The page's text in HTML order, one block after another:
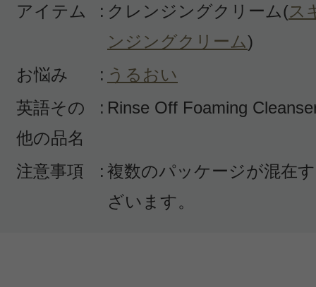
この洗顔クリームは本当に良く落ち
刺激もなく、しっとり感もあり、肌
綺麗になっているのが実感できます
だけでなく他の化粧品会社のでも大
新しい商品が出ると試してみたりし
長い間定番商品なのもうなずけます
アイテム
: クレンジングクリーム(ス
ンジングクリーム)
お悩み
: うるおい
英語その
他の品名
: Rinse Off Foaming
注意事項 : 複数のパッケージが混在
ざいます。